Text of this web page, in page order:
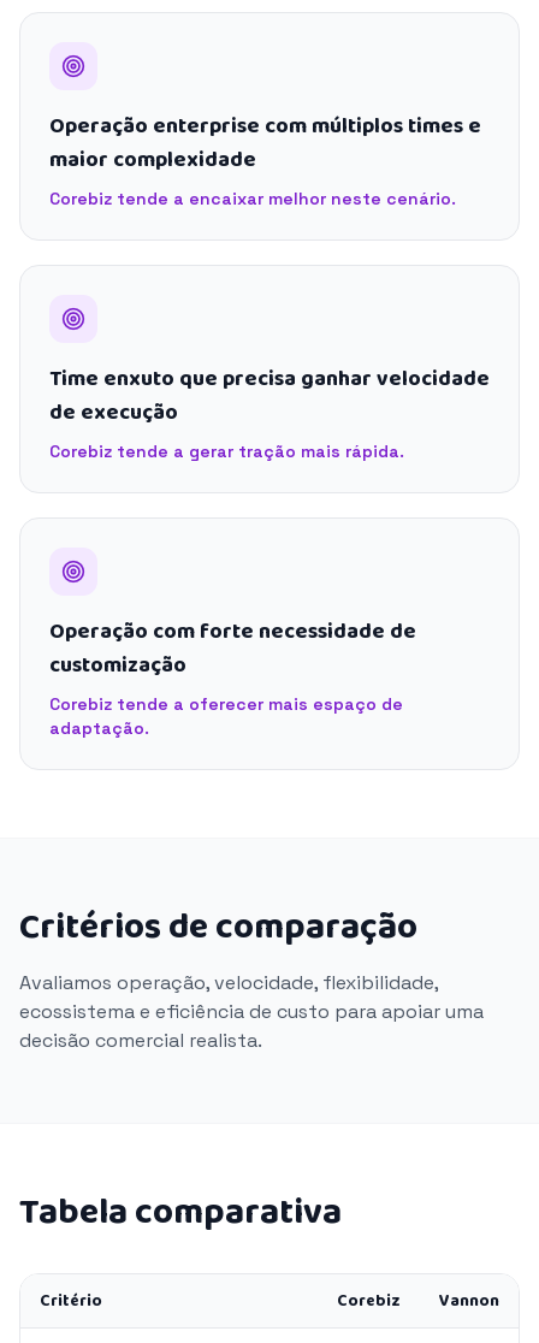
Operação enterprise com múltiplos times e
maior complexidade
Corebiz tende a encaixar melhor neste cenário.
Time enxuto que precisa ganhar velocidade
de execução
Corebiz tende a gerar tração mais rápida.
Operação com forte necessidade de
customização
Corebiz tende a oferecer mais espaço de
adaptação.
Critérios de comparação
Avaliamos operação, velocidade, flexibilidade,
ecossistema e eficiência de custo para apoiar uma
decisão comercial realista.
Tabela comparativa
Critério Corebiz Vannon